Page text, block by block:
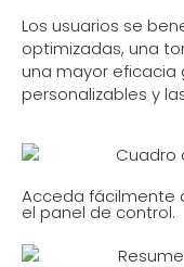
Los usuarios se
optimizadas, una
una mayor eficacia
personalizables y
Acceda fácilmente
el panel de control.